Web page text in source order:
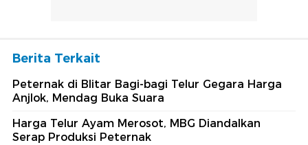
Berita Terkait
Peternak di Blitar Bagi-bagi Telur Gegara Harga
Anjlok, Mendag Buka Suara
Harga Telur Ayam Merosot, MBG Diandalkan
Serap Produksi Peternak